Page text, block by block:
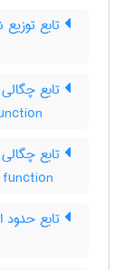
تابع
تابع
تابع
تابع حدود